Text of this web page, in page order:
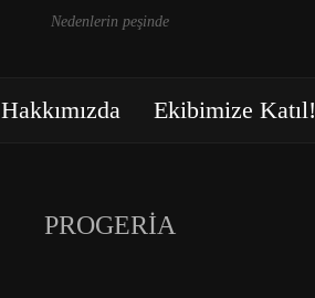
Nedenlerin peşinde
Hakkımızda Ekibimize Katıl!
PROGERIA